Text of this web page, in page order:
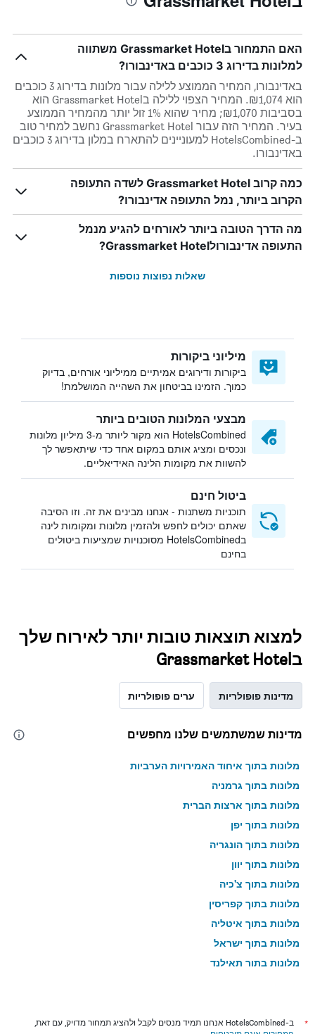
האם התמחור בGrassmarket Hotel משתווה
למלונות בדירוג 3 כוכבים באדינבורו?
באדינבורו, המחיר הממוצע ללילה עבור מלונות בדירוג 3 כוכבים
הוא ₪1,074. המחיר הצפוי ללילה בGrassmarket Hotel הוא
בסביבות ₪1,070; מחיר שהוא 1% זול יותר מהמחיר הממוצע
בעיר. המחיר הזה עבור Grassmarket Hotel נחשב למחיר טוב
ב-HotelsCombined למעוניינים להתארח במלון בדירוג 3 כוכבים
באדינבורו.
כמה קרוב Grassmarket Hotel לשדה התעופה
הקרוב ביותר, נמל התעופה אדינבורו?
מה הדרך הטובה ביותר לאורחים להגיע מנמל
התעופה אדינבורולGrassmarket Hotel?
שאלות נפוצות נוספות
מיליוני ביקורות
ביקורות ודירוגים אמיתיים ממיליוני אורחים, בדיוק
כמוך. הזמינו בביטחון את השהייה המושלמת!
מבצעי המלונות הטובים ביותר
HotelsCombined הוא מקור ליותר מ-3 מיליון מלונות
ונכסים ומציג אותם במקום אחד כדי שיתאפשר לך
להשוות את מקומות הלינה האידיאליים.
ביטול חינם
תוכניות משתנות - אנחנו מבינים את זה. וזו הסיבה
שאתם יכולים לחפש ולהזמין מלונות ומקומות לינה
בHotelsCombined מסוכנויות שמציעות ביטולים
בחינם
למצוא תוצאות טובות יותר לאירוח שלך
בGrassmarket Hotel
מדינות פופולריות ערים פופולריות
מדינות שמשתמשים שלנו מחפשים
מלונות בתוך איחוד האמירויות הערביות
מלונות בתוך גרמניה
מלונות בתוך ארצות הברית
מלונות בתוך יפן
מלונות בתוך הונגריה
מלונות בתוך יוון
מלונות בתוך צ'כיה
מלונות בתוך קפריסין
מלונות בתוך איטליה
מלונות בתוך ישראל
מלונות בתוך תאילנד
*
ב-HotelsCombined אנחנו תמיד מנסים לקבל ולהציג תמחור מדויק, עם זאת,